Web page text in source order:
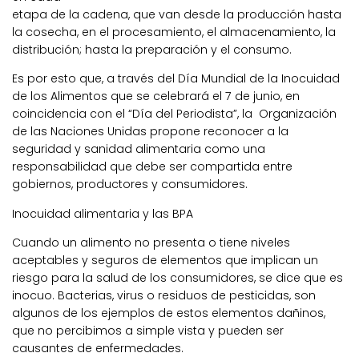
etapa de la cadena, que van desde la producción hasta
la cosecha, en el procesamiento, el almacenamiento, la
distribución; hasta la preparación y el consumo.
Es por esto que, a través del Día Mundial de la Inocuidad
de los Alimentos que se celebrará el 7 de junio, en
coincidencia con el “Día del Periodista”, la Organización
de las Naciones Unidas propone reconocer a la
seguridad y sanidad alimentaria como una
responsabilidad que debe ser compartida entre
gobiernos, productores y consumidores.
Inocuidad alimentaria y las BPA
Cuando un alimento no presenta o tiene niveles
aceptables y seguros de elementos que implican un
riesgo para la salud de los consumidores, se dice que es
inocuo. Bacterias, virus o residuos de pesticidas, son
algunos de los ejemplos de estos elementos dañinos,
que no percibimos a simple vista y pueden ser
causantes de enfermedades.